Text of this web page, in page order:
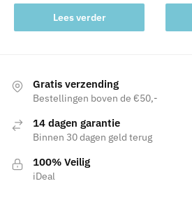
Lees verder
Gratis verzending
Bestellingen boven de €50,-
14 dagen garantie
Binnen 30 dagen geld terug
100% Veilig
iDeal